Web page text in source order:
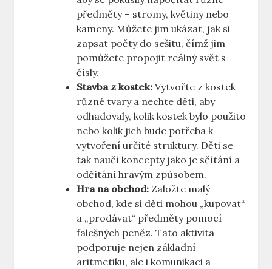
předměty – stromy, květiny nebo
kameny. Můžete jim ukázat, jak si
zapsat počty do sešitu, čímž jim
pomůžete propojit reálný svět s
čísly.
Stavba z kostek: Vytvořte z kostek
různé tvary a nechte děti, aby
odhadovaly, kolik kostek bylo použito
nebo kolik jich bude potřeba k
vytvoření určité struktury. Děti se
tak naučí koncepty jako je sčítání a
odčítání hravým způsobem.
Hra na obchod: Založte malý
obchod, kde si děti mohou „kupovat“
a „prodávat“ předměty pomocí
falešných peněz. Tato aktivita
podporuje nejen základní
aritmetiku, ale i komunikaci a